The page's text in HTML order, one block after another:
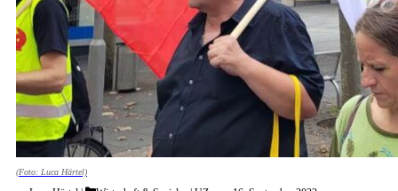
(Foto: Luca Härtel)